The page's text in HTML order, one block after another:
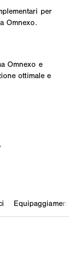
per
Omnexo.
Omnexo e
ottimale e